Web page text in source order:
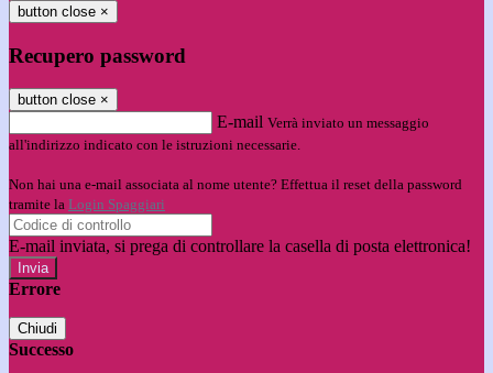
button close ×
Recupero password
button close ×
E-mail Verrà inviato un messaggio
all'indirizzo indicato con le istruzioni necessarie.
Non hai una e-mail associata al nome utente? Effettua il reset della password
tramite la Login Spaggiari
E-mail inviata, si prega di controllare la casella di posta elettronica!
Errore
Chiudi
Successo